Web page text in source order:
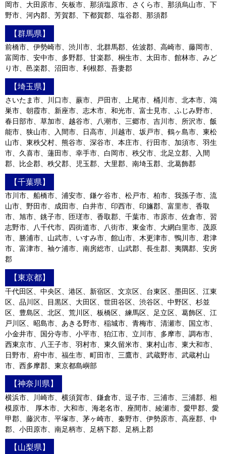
岡市、大田原市、矢板市、那須塩原市、さくら市、那須烏山市、下
野市、河内郡、芳賀郡、下都賀郡、塩谷郡、那須郡
【群馬県】
前橋市、伊勢崎市、渋川市、北群馬郡、佐波郡、高崎市、藤岡市、
富岡市、安中市、多野郡、甘楽郡、桐生市、太田市、館林市、みど
り市、邑楽郡、沼田市、利根郡、吾妻郡
【埼玉県】
さいたま市、川口市、蕨市、戸田市、上尾市、桶川市、北本市、鴻
巣市、朝霞市、新座市、志木市、和光市、富士見市、ふじみ野市、
春日部市、草加市、越谷市、八潮市、三郷市、吉川市、所沢市、飯
能市、狭山市、入間市、日高市、川越市、坂戸市、鶴ヶ島市、東松
山市、東秩父村、熊谷市、深谷市、本庄市、行田市、加須市、羽生
市、久喜市、蓮田市、幸手市、白岡市、秩父市、北足立郡、入間
郡、比企郡、秩父郡、児玉郡、大里郡、南埼玉郡、北葛飾郡
【千葉県】
市川市、船橋市、浦安市、鎌ケ谷市、松戸市、柏市、我孫子市、流
山市、野田市、成田市、白井市、印西市、印旛郡、富里市、香取
市、旭市、銚子市、匝瑳市、香取郡、千葉市、市原市、佐倉市、習
志野市、八千代市、四街道市、八街市、東金市、大網白里市、茂原
市、勝浦市、山武市、いすみ市、館山市、木更津市、鴨川市、君津
市、富津市、袖ケ浦市、南房総市、山武郡、長生郡、夷隅郡、安房
郡
【東京都】
千代田区、中央区、港区、新宿区、文京区、台東区、墨田区、江東
区、品川区、目黒区、大田区、世田谷区、渋谷区、中野区、杉並
区、豊島区、北区、荒川区、板橋区、練馬区、足立区、葛飾区、江
戸川区、昭島市、あきる野市、稲城市、青梅市、清瀬市、国立市、
小金井市、国分寺市、小平市、狛江市、立川市、多摩市、調布市、
西東京市、八王子市、羽村市、東久留米市、東村山市、東大和市、
日野市、府中市、福生市、町田市、三鷹市、武蔵野市、武蔵村山
市、西多摩郡、東京都島嶼部
【神奈川県】
横浜市、川崎市、横須賀市、鎌倉市、逗子市、三浦市、三浦郡、相
模原市、 厚木市、大和市、海老名市、座間市、綾瀬市、愛甲郡、愛
甲郡、藤沢市、平塚市、茅ヶ崎市、秦野市、伊勢原市、高座郡、中
郡、小田原市、南足柄市、足柄下郡、足柄上郡
【山梨県】